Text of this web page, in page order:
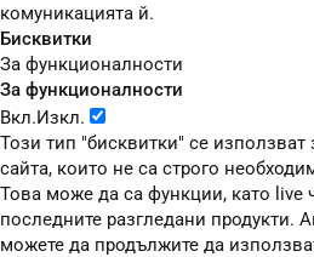
комуникацията й.
Бисквитки
За функционалности
За функционалности
Вкл.Изкл.
Този тип "бисквитки" се
сайта, които не са строго
Това може да са функции, като live
последните разгледани продукти.
можете да продължите да